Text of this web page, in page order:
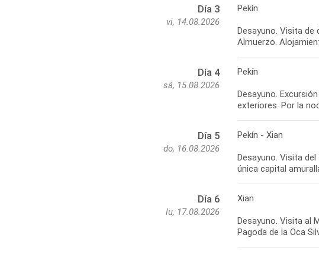
Día 3
vi, 14.08.2026
Pekín
Desayuno. Visita de
Día 4
sá, 15.08.2026
Pekín
Desayuno.
Día 5
do, 16.08.2026
Pekín - Xian
Desayuno. Visita
Día 6
lu, 17.08.2026
Xian
Desayuno. Visita al